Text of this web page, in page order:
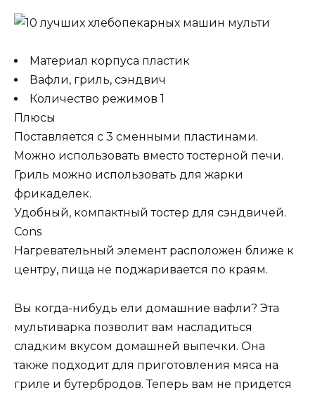
Материал корпуса пластик
Вафли, гриль, сэндвич
Количество режимов 1
Плюсы
Поставляется с 3 сменными пластинами.
Можно использовать вместо тостерной печи.
Гриль можно использовать для жарки
фрикаделек.
Удобный, компактный тостер для сэндвичей.
Cons
Нагревательный элемент расположен ближе к
центру, пища не поджаривается по краям.
Вы когда-нибудь ели домашние вафли? Эта
мультиварка позволит вам насладиться
сладким вкусом домашней выпечки. Она
также подходит для приготовления мяса на
гриле и бутербродов. Теперь вам не придется